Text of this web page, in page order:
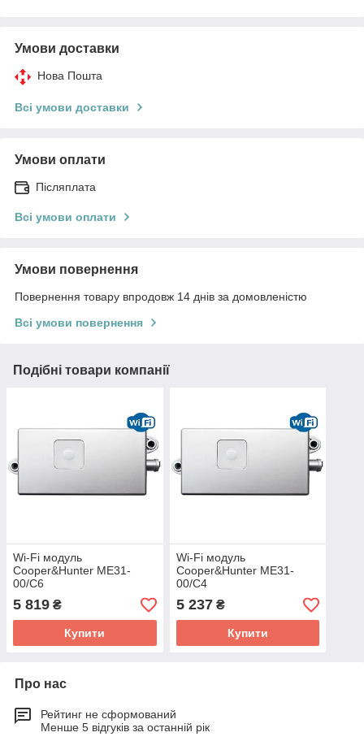
Умови доставки
Нова Пошта
Всі умови доставки
Умови оплати
Післяплата
Всі умови оплати
Умови повернення
Повернення товару впродовж 14 днів за домовленістю
Всі умови повернення
Подібні товари компанії
Wi-Fi модуль
Cooper&Hunter ME31-
00/C6
5 819 ₴
Купити
Wi-Fi модуль
Cooper&Hunter ME31-
00/C4
5 237₴
Купити
Про нас
Рейтинг не сформований
Менше 5 відгуків за останній рік